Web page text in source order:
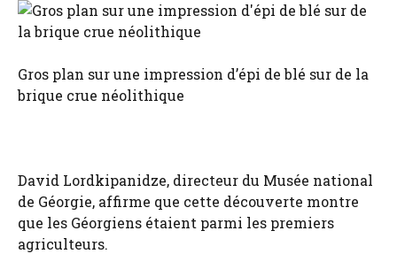
Gros plan sur une impression d’épi de blé sur de la
brique crue néolithique
David Lordkipanidze, directeur du Musée national
de Géorgie, affirme que cette découverte montre
que les Géorgiens étaient parmi les premiers
agriculteurs.